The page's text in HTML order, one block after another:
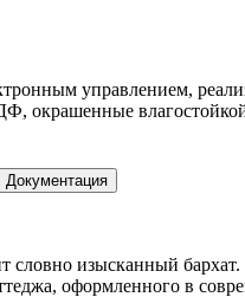
управлением,
окрашенные влагостойкой
Документация
словно изысканный
оформленного в